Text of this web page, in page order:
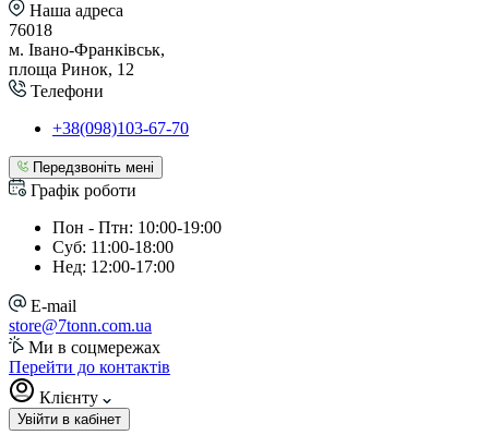
Наша адреса
76018
м. Івано-Франківськ,
площа Ринок, 12
Телефони
+38(098)103-67-70
Передзвоніть мені
Графік роботи
Пон - Птн: 10:00-19:00
Суб: 11:00-18:00
Нед: 12:00-17:00
E-mail
store@7tonn.com.ua
Ми в соцмережах
Перейти до контактів
Клієнту
Увійти в кабінет